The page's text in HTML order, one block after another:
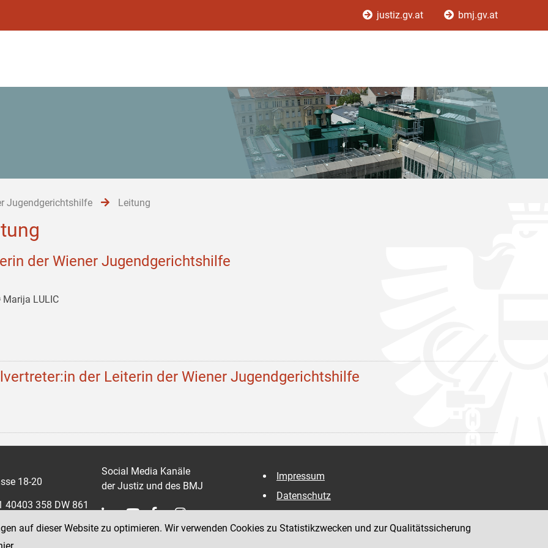
justiz.gv.at bmj.gv.at
Jugendgerichtshilfe Leitung
der Wiener Jugendgerichtshilfe
Marija LULIC
der Leiterin der Wiener Jugendgerichtshilfe
18-20
40403 358 DW 861
358 865
Social Media Kanäle
der Justiz und des BMJ
Impressum
Datenschutz
Hinweisgeber:innenplattform (für Mitarbeiter:innen)
auf dieser Website zu optimieren. Wir verwenden Cookies zu Statistikzwecken und zur Qualitätssicherung